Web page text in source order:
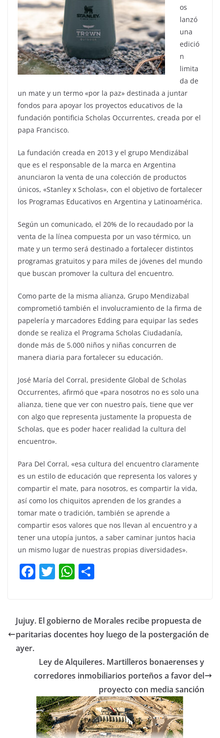
os
lanzó
una
edició
n
limita
da de
un mate y un termo «por la paz» destinada a juntar
fondos para apoyar los proyectos educativos de la
fundación pontificia Scholas Occurrentes, creada por el
papa Francisco.
La fundación creada en 2013 y el grupo Mendizábal
que es el responsable de la marca en Argentina
anunciaron la venta de una colección de productos
únicos, «Stanley x Scholas», con el objetivo de fortalecer
los Programas Educativos en Argentina y Latinoamérica.
Según un comunicado, el 20% de lo recaudado por la
venta de la línea compuesta por un vaso térmico, un
mate y un termo será destinado a fortalecer distintos
programas gratuitos y para miles de jóvenes del mundo
que buscan promover la cultura del encuentro.
Como parte de la misma alianza, Grupo Mendizabal
comprometió también el involucramiento de la firma de
papelería y marcadores Edding para equipar las sedes
donde se realiza el Programa Scholas Ciudadanía,
donde más de 5.000 niños y niñas concurren de
manera diaria para fortalecer su educación.
José María del Corral, presidente Global de Scholas
Occurrentes, afirmó que «para nosotros no es solo una
alianza, tiene que ver con nuestro país, tiene que ver
con algo que representa justamente la propuesta de
Scholas, que es poder hacer realidad la cultura del
encuentro».
Para Del Corral, «esa cultura del encuentro claramente
es un estilo de educación que representa los valores y
compartir el mate, para nosotros, es compartir la vida,
así como los chiquitos aprenden de los grandes a
tomar mate o tradición, también se aprende a
compartir esos valores que nos llevan al encuentro y a
tener una utopía juntos, a saber caminar juntos hacia
un mismo lugar de nuestras propias diversidades».
F
e
b
o
k
T
er
W
s
A
p
p
ar
Jujuy. El gobierno de Morales recibe propuesta de
paritarias docentes hoy luego de la postergación de
ayer.
Ley de Alquileres. Martilleros bonaerenses y
corredores inmobiliarios porteños a favor del
proyecto con media sanción